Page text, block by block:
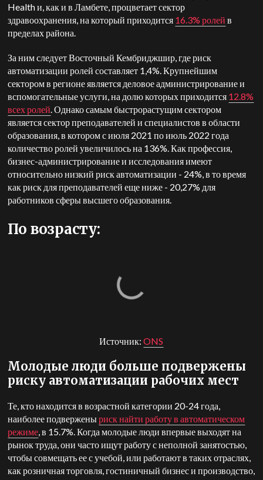
Health и, как и в Ламбете, процветает сектор
здравоохранения, на который приходится 16.3% ролей в
пределах района.
За ним следует Восточный Кембриджшир, где риск
автоматизации ролей составляет 1,4%. Крупнейшим
сектором в регионе является деловое администрирование и
вспомогательные услуги, на долю которых приходится 12.8%
всех ролей. Однако самым быстрорастущим сектором
является сектор преподавателей и специалистов в области
образования, в котором с июля 2021 по июль 2022 года
количество ролей увеличилось на 136%. Как профессия,
бизнес-администрирование и исследования имеют
относительно низкий риск автоматизации - 24%, в то время
как риск для преподавателей еще ниже - 20,27% для
работников сферы высшего образования.
По возрасту:
Источник:ONS
Молодые люди больше подвержены
риску автоматизации рабочих мест
Те, кто находится в возрастной категории 20-24 года,
наиболее подверженыриск найти работу в автоматическом
режиме, в 15.7%. Когда молодые люди впервые выходят на
рынок труда, они часто ищут работу с неполной занятостью,
чтобы совмещать ее с учебой, или работают в таких отраслях,
как розничная торговля, гостиничный бизнес и производство,